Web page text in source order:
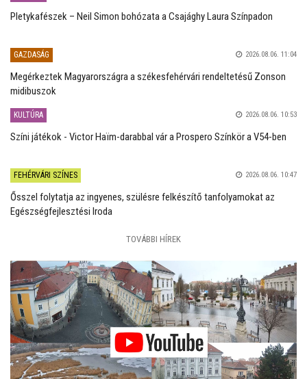
Pletykafészek – Neil Simon bohózata a Csajághy Laura Színpadon
GAZDASÁG 2026.08.06. 11:04
Megérkeztek Magyarországra a székesfehérvári rendeltetésű Zonson
midibuszok
KULTÚRA 2026.08.06. 10:53
Színi játékok - Victor Haïm-darabbal vár a Prospero Színkör a V54-ben
FEHÉRVÁRI SZÍNES 2026.08.06. 10:47
Ősszel folytatja az ingyenes, szülésre felkészítő tanfolyamokat az
Egészségfejlesztési Iroda
TOVÁBBI HÍREK